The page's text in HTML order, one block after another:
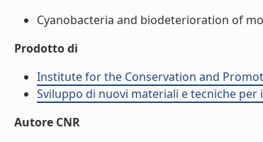
Cyanobacteria and biodeterioration of
Prodotto di
Institute for the Conservation and
Sviluppo di nuovi materiali e tecniche per
Autore CNR